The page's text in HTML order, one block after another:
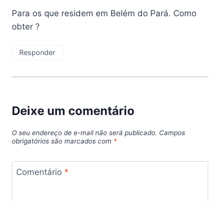
Para os que residem em Belém do Pará. Como
obter ?
Responder
Deixe um comentário
O seu endereço de e-mail não será publicado. Campos
obrigatórios são marcados com *
Comentário *